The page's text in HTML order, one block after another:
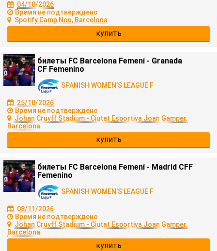
04/10/2026
Время не подтверждено
Spotify Camp Nou, Barcelona
купить
билеты FC Barcelona Femení - Granada
CF Femenino
SPANISH WOMEN'S LEAGUE F
25/10/2026
Время не подтверждено
Johan Cruyff Stadium - Ciutat Esportiva Joan Gamper,
Barcelona
купить
билеты FC Barcelona Femení - Madrid CFF
Femenino
SPANISH WOMEN'S LEAGUE F
08/11/2026
Время не подтверждено
Johan Cruyff Stadium - Ciutat Esportiva Joan Gamper,
Barcelona
купить